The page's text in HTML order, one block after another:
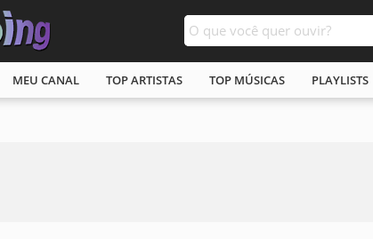
MEU CANAL TOP ARTISTAS TOP MÚSICAS PLAYLISTS